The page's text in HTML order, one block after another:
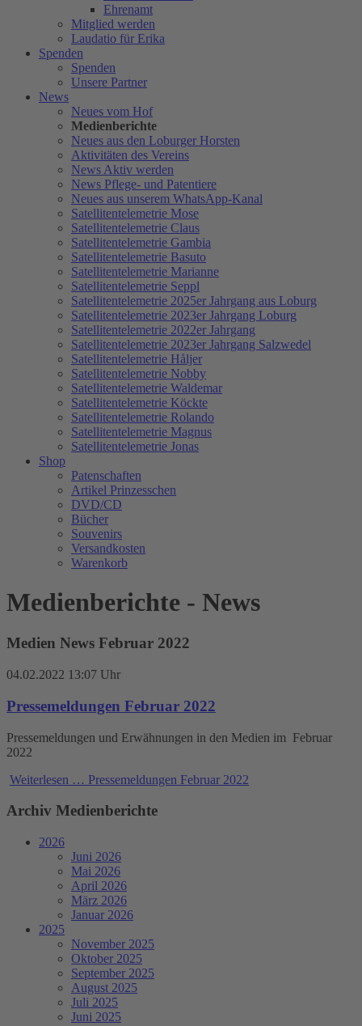
Ehrenamt
Mitglied werden
Laudatio für Erika
Spenden
Spenden
Unsere Partner
News
Neues vom Hof
Medienberichte
Neues aus den Loburger Horsten
Aktivitäten des Vereins
News Aktiv werden
News Pflege- und Patentiere
Neues aus unserem WhatsApp-Kanal
Satellitentelemetrie Mose
Satellitentelemetrie Claus
Satellitentelemetrie Gambia
Satellitentelemetrie Basuto
Satellitentelemetrie Marianne
Satellitentelemetrie Seppl
Satellitentelemetrie 2025er Jahrgang aus Loburg
Satellitentelemetrie 2023er Jahrgang Loburg
Satellitentelemetrie 2022er Jahrgang
Satellitentelemetrie 2023er Jahrgang Salzwedel
Satellitentelemetrie Håljer
Satellitentelemetrie Nobby
Satellitentelemetrie Waldemar
Satellitentelemetrie Köckte
Satellitentelemetrie Rolando
Satellitentelemetrie Magnus
Satellitentelemetrie Jonas
Shop
Patenschaften
Artikel Prinzesschen
DVD/CD
Bücher
Souvenirs
Versandkosten
Warenkorb
Medienberichte - News
Medien News Februar 2022
04.02.2022 13:07 Uhr
Pressemeldungen Februar 2022
Pressemeldungen und Erwähnungen in den Medien im Februar
2022
Weiterlesen … Pressemeldungen Februar 2022
Archiv Medienberichte
2026
Juni 2026
Mai 2026
April 2026
März 2026
Januar 2026
2025
November 2025
Oktober 2025
September 2025
August 2025
Juli 2025
Juni 2025